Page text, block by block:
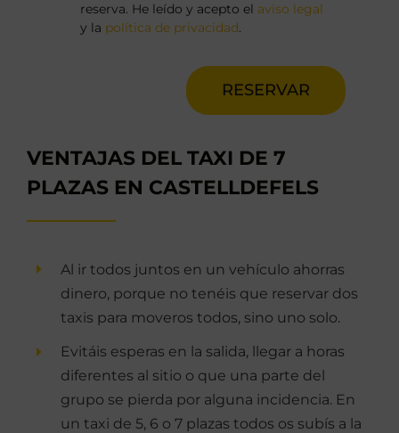
reserva. He leído y acepto el aviso legal
y la política de privacidad.
RESERVAR
VENTAJAS DEL TAXI DE 7
PLAZAS EN CASTELLDEFELS
Al ir todos juntos en un vehículo ahorras
dinero, porque no tenéis que reservar dos
taxis para moveros todos, sino uno solo.
Evitáis esperas en la salida, llegar a horas
diferentes al sitio o que una parte del
grupo se pierda por alguna incidencia. En
un taxi de 5, 6 o 7 plazas todos os subís a la